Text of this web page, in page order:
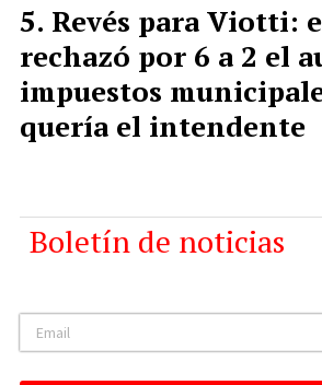
Revés para Viotti:
rechazó por 6 a 2 el
impuestos
quería el intendente
Boletín de noticias